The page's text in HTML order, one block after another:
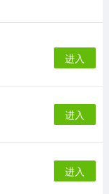
进入
进入
进入